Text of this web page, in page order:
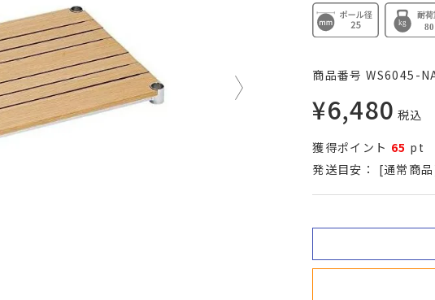
商品番号 WS6045-
¥6,480 税込
獲得ポイント 65 pt
発送目安：
[通常商